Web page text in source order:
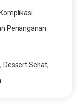
Penanganan
Dessert Sehat,